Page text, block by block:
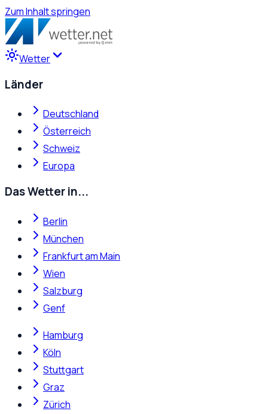
Zum Inhalt springen
Wetter
Länder
Deutschland
Österreich
Schweiz
Europa
Das Wetter in...
Berlin
München
Frankfurt am Main
Wien
Salzburg
Genf
Hamburg
Köln
Stuttgart
Graz
Zürich